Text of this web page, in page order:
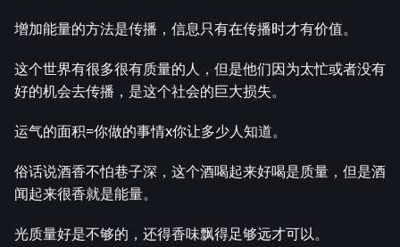
增加能量的方法是传播，信息只有在传播时才有价值。
这个世界有很多很有质量的人，但是他们因为太忙或者没有
好的机会去传播，是这个社会的巨大损失。
运气的面积=你做的事情x你让多少人知道。
俗话说酒香不怕巷子深，这个酒喝起来好喝是质量，但是酒
闻起来很香就是能量。
光质量好是不够的，还得香味飘得足够远才可以。